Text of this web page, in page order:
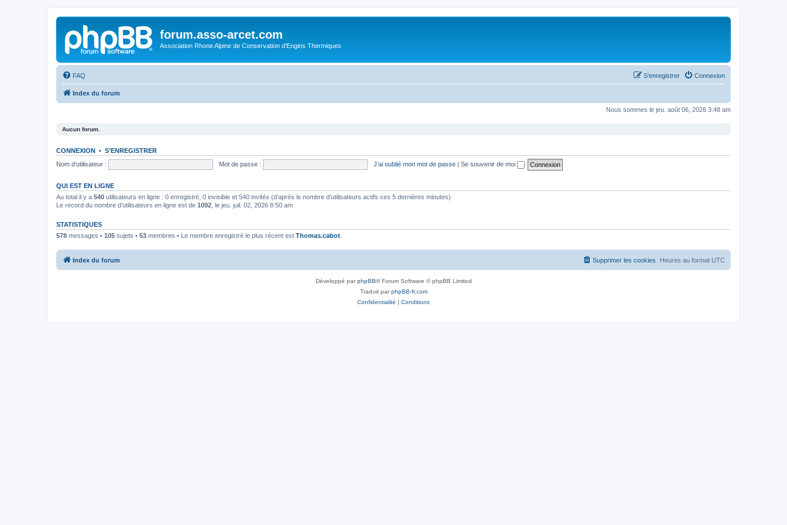
forum.asso-arcet.com
Association Rhone Alpine de Conservation d'Engins Thermiques
FAQ Connexion
S’enregistrer
Index du forum
Nous sommes le jeu. août 06, 2026 3:48 am
Aucun forum.
CONNEXION • S’ENREGISTRER
Nom d’utilisateur :
Mot de passe : J’ai oublié mon mot de passe | Se souvenir de moi
QUI EST EN LIGNE
Au total il y a 540 utilisateurs en ligne : 0 enregistré, 0 invisible et 540 invités (d’après le nombre d’utilisateurs actifs ces 5 dernières minutes)
Le record du nombre d’utilisateurs en ligne est de 1092 , le jeu. juil. 02, 2026 8:50 am
STATISTIQUES
578 messages • 105 sujets • 53 membres • Le membre enregistré le plus récent est Thomas.cabot
Index du forum Heures au format UTC
Supprimer les cookies
Développé parphpBB® Forum Software © phpBB Limited
Traduit parphpBB-fr.com
Confidentialité | Conditions